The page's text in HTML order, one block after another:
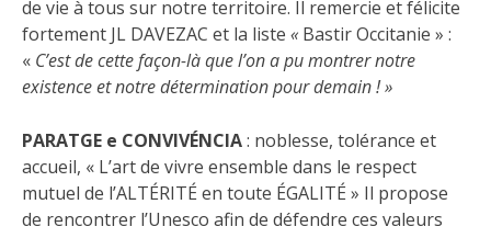
de vie à tous sur notre territoire. Il remercie et félicite
fortement JL DAVEZAC et la liste « Bastir Occitanie » :
« C’est de cette façon-là que l’on a pu montrer notre
existence et notre détermination pour demain ! »
PARATGE e CONVIVÉNCIA: noblesse, tolérance et
accueil, « L’art de vivre ensemble dans le respect
mutuel de l’ALTÉRITÉ en toute ÉGALITÉ » Il propose
de rencontrer l’Unesco afin de défendre ces valeurs